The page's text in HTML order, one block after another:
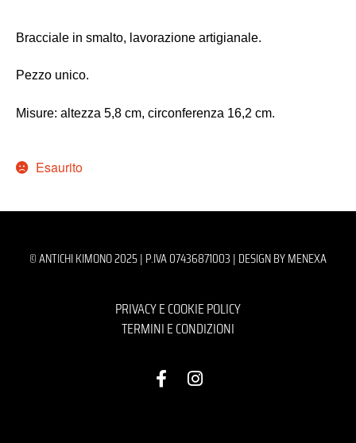
Bracciale in smalto, lavorazione artigianale.
Pezzo unico.
Misure: altezza 5,8 cm, circonferenza 16,2 cm.
Esaurito
© ANTICHI KIMONO 2025 | P.IVA 07436871003 | DESIGN BY MENEXA
PRIVACY E COOKIE POLICY
TERMINI E CONDIZIONI